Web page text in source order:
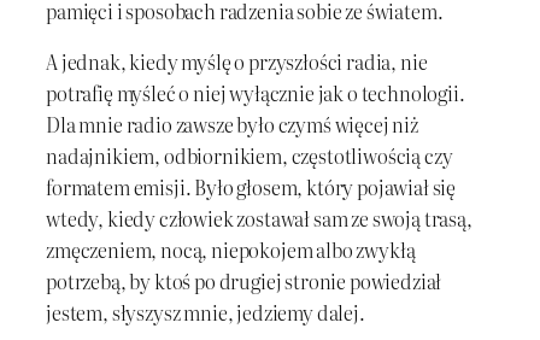
pamięci i sposobach radzenia sobie ze światem.
A jednak, kiedy myślę o przyszłości radia, nie
potrafię myśleć o niej wyłącznie jak o technologii.
Dla mnie radio zawsze było czymś więcej niż
nadajnikiem, odbiornikiem, częstotliwością czy
formatem emisji. Było głosem, który pojawiał się
wtedy, kiedy człowiek zostawał sam ze swoją trasą,
zmęczeniem, nocą, niepokojem albo zwykłą
potrzebą, by ktoś po drugiej stronie powiedział
jestem, słyszysz mnie, jedziemy dalej.